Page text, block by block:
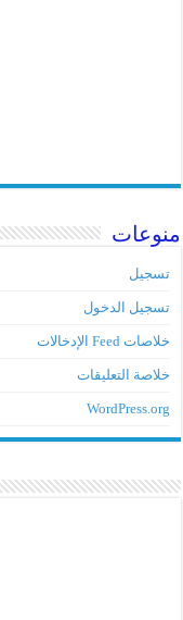
منوعات
تسجيل
تسجيل الدخول
خلاصات Feed الإدخالات
خلاصة التعليقات
WordPress.org